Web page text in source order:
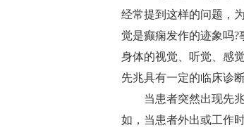
经常提到这样的问题，
觉是癫痫发作的迹象吗
身体的视觉、听觉、感
先兆具有一定的临床诊断
当患者突然出现先
如，当患者外出或工作